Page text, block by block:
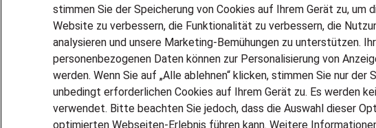
stimmen Sie der Speicherung von Cookies auf Ihrem Gerät zu, um
Website zu verbessern, die Funktionalität zu verbessern, die
analysieren und unsere Marketing-Bemühungen zu unterstützen.
personenbezogenen Daten können zur Personalisierung von
werden. Wenn Sie auf „Alle ablehnen“ klicken, stimmen Sie nur der
unbedingt erforderlichen Cookies auf Ihrem Gerät zu. Es werden
verwendet. Bitte beachten Sie jedoch, dass die Auswahl dieser
optimierten Webseiten-Erlebnis führen kann. Weitere